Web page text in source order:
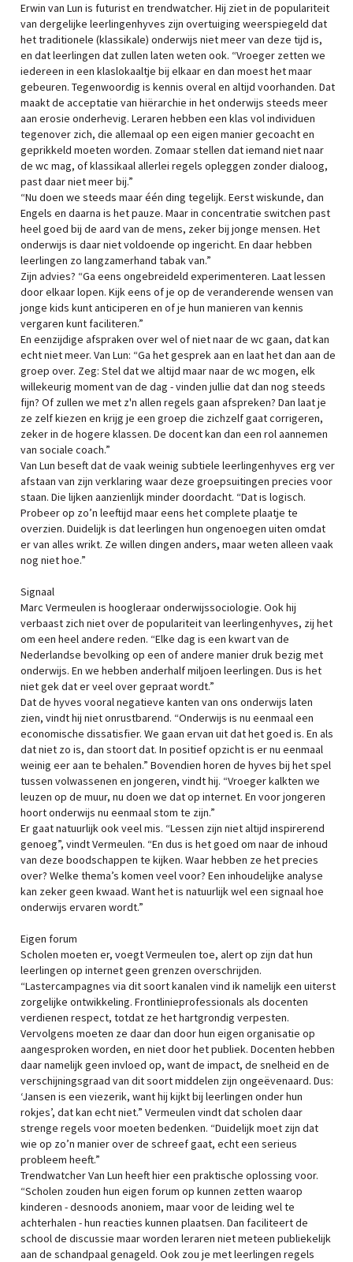
Erwin van Lun is futurist en trendwatcher. Hij ziet in de populariteit
van dergelijke leerlingenhyves zijn overtuiging weerspiegeld dat
het traditionele (klassikale) onderwijs niet meer van deze tijd is,
en dat leerlingen dat zullen laten weten ook. “Vroeger zetten we
iedereen in een klaslokaaltje bij elkaar en dan moest het maar
gebeuren. Tegenwoordig is kennis overal en altijd voorhanden. Dat
maakt de acceptatie van hiërarchie in het onderwijs steeds meer
aan erosie onderhevig. Leraren hebben een klas vol individuen
tegenover zich, die allemaal op een eigen manier gecoacht en
geprikkeld moeten worden. Zomaar stellen dat iemand niet naar
de wc mag, of klassikaal allerlei regels opleggen zonder dialoog,
past daar niet meer bij.”
“Nu doen we steeds maar één ding tegelijk. Eerst wiskunde, dan
Engels en daarna is het pauze. Maar in concentratie switchen past
heel goed bij de aard van de mens, zeker bij jonge mensen. Het
onderwijs is daar niet voldoende op ingericht. En daar hebben
leerlingen zo langzamerhand tabak van.”
Zijn advies? “Ga eens ongebreideld experimenteren. Laat lessen
door elkaar lopen. Kijk eens of je op de veranderende wensen van
jonge kids kunt anticiperen en of je hun manieren van kennis
vergaren kunt faciliteren.”
En eenzijdige afspraken over wel of niet naar de wc gaan, dat kan
echt niet meer. Van Lun: “Ga het gesprek aan en laat het dan aan de
groep over. Zeg: Stel dat we altijd maar naar de wc mogen, elk
willekeurig moment van de dag - vinden jullie dat dan nog steeds
fijn? Of zullen we met z'n allen regels gaan afspreken? Dan laat je
ze zelf kiezen en krijg je een groep die zichzelf gaat corrigeren,
zeker in de hogere klassen. De docent kan dan een rol aannemen
van sociale coach.”
Van Lun beseft dat de vaak weinig subtiele leerlingenhyves erg ver
afstaan van zijn verklaring waar deze groepsuitingen precies voor
staan. Die lijken aanzienlijk minder doordacht. “Dat is logisch.
Probeer op zo’n leeftijd maar eens het complete plaatje te
overzien. Duidelijk is dat leerlingen hun ongenoegen uiten omdat
er van alles wrikt. Ze willen dingen anders, maar weten alleen vaak
nog niet hoe.”
Signaal
Marc Vermeulen is hoogleraar onderwijssociologie. Ook hij
verbaast zich niet over de populariteit van leerlingenhyves, zij het
om een heel andere reden. “Elke dag is een kwart van de
Nederlandse bevolking op een of andere manier druk bezig met
onderwijs. En we hebben anderhalf miljoen leerlingen. Dus is het
niet gek dat er veel over gepraat wordt.”
Dat de hyves vooral negatieve kanten van ons onderwijs laten
zien, vindt hij niet onrustbarend. “Onderwijs is nu eenmaal een
economische dissatisfier. We gaan ervan uit dat het goed is. En als
dat niet zo is, dan stoort dat. In positief opzicht is er nu eenmaal
weinig eer aan te behalen.” Bovendien horen de hyves bij het spel
tussen volwassenen en jongeren, vindt hij. “Vroeger kalkten we
leuzen op de muur, nu doen we dat op internet. En voor jongeren
hoort onderwijs nu eenmaal stom te zijn.”
Er gaat natuurlijk ook veel mis. “Lessen zijn niet altijd inspirerend
genoeg”, vindt Vermeulen. “En dus is het goed om naar de inhoud
van deze boodschappen te kijken. Waar hebben ze het precies
over? Welke thema’s komen veel voor? Een inhoudelijke analyse
kan zeker geen kwaad. Want het is natuurlijk wel een signaal hoe
onderwijs ervaren wordt.”
Eigen forum
Scholen moeten er, voegt Vermeulen toe, alert op zijn dat hun
leerlingen op internet geen grenzen overschrijden.
“Lastercampagnes via dit soort kanalen vind ik namelijk een uiterst
zorgelijke ontwikkeling. Frontlinieprofessionals als docenten
verdienen respect, totdat ze het hartgrondig verpesten.
Vervolgens moeten ze daar dan door hun eigen organisatie op
aangesproken worden, en niet door het publiek. Docenten hebben
daar namelijk geen invloed op, want de impact, de snelheid en de
verschijningsgraad van dit soort middelen zijn ongeëvenaard. Dus:
‘Jansen is een viezerik, want hij kijkt bij leerlingen onder hun
rokjes’, dat kan echt niet.” Vermeulen vindt dat scholen daar
strenge regels voor moeten bedenken. “Duidelijk moet zijn dat
wie op zo’n manier over de schreef gaat, echt een serieus
probleem heeft.”
Trendwatcher Van Lun heeft hier een praktische oplossing voor.
“Scholen zouden hun eigen forum op kunnen zetten waarop
kinderen - desnoods anoniem, maar voor de leiding wel te
achterhalen - hun reacties kunnen plaatsen. Dan faciliteert de
school de discussie maar worden leraren niet meteen publiekelijk
aan de schandpaal genageld. Ook zou je met leerlingen regels